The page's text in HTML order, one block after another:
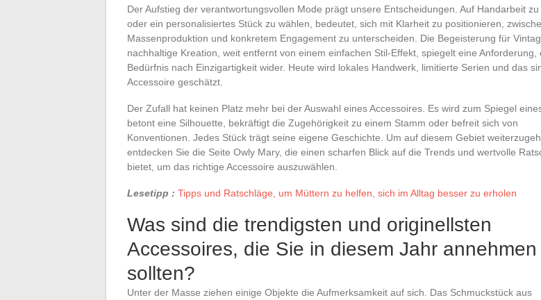
Der Aufstieg der verantwortungsvollen Mode prägt unsere Entscheidungen. Auf Handarbeit zu
oder ein personalisiertes Stück zu wählen, bedeutet, sich mit Klarheit zu positionieren,
Massenproduktion und konkretem Engagement zu unterscheiden. Die Begeisterung für
nachhaltige Kreation, weit entfernt von einem einfachen Stil-Effekt, spiegelt eine Anforderung,
Bedürfnis nach Einzigartigkeit wider. Heute wird lokales Handwerk, limitierte Serien und das
Accessoire geschätzt.
Der Zufall hat keinen Platz mehr bei der Auswahl eines Accessoires. Es wird zum Spiegel
betont eine Silhouette, bekräftigt die Zugehörigkeit zu einem Stamm oder befreit sich von
Konventionen. Jedes Stück trägt seine eigene Geschichte. Um auf diesem Gebiet
entdecken Sie die Seite Owly Mary, die einen scharfen Blick auf die Trends und wertvolle
bietet, um das richtige Accessoire auszuwählen.
Lesetipp : Tipps und Ratschläge, um Müttern zu helfen, sich im Alltag besser zu erholen
Was sind die trendigsten und originellsten
Accessoires, die Sie in diesem Jahr annehmen
sollten?
Unter der Masse ziehen einige Objekte die Aufmerksamkeit auf sich. Das Schmuckstück aus